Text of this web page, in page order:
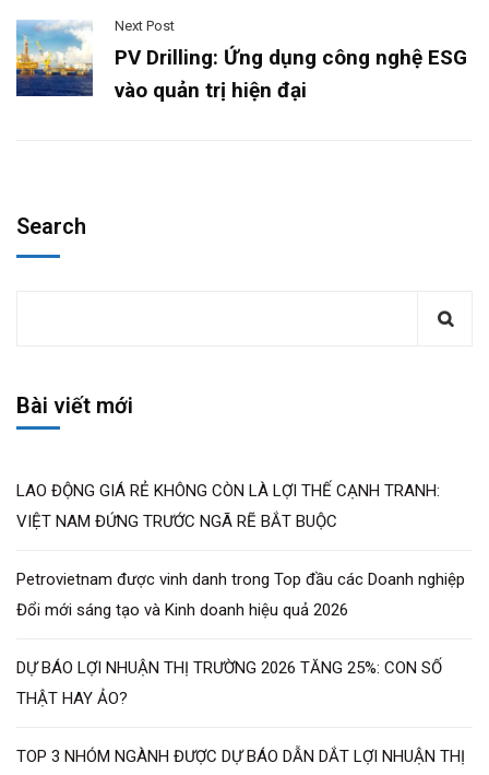
Next Post
PV Drilling: Ứng dụng công nghệ ESG
vào quản trị hiện đại
Search
Bài viết mới
LAO ĐỘNG GIÁ RẺ KHÔNG CÒN LÀ LỢI THẾ CẠNH TRANH:
VIỆT NAM ĐỨNG TRƯỚC NGÃ RẼ BẮT BUỘC
Petrovietnam được vinh danh trong Top đầu các Doanh nghiệp
Đổi mới sáng tạo và Kinh doanh hiệu quả 2026
DỰ BÁO LỢI NHUẬN THỊ TRƯỜNG 2026 TĂNG 25%: CON SỐ
THẬT HAY ẢO?
TOP 3 NHÓM NGÀNH ĐƯỢC DỰ BÁO DẪN DẮT LỢI NHUẬN THỊ